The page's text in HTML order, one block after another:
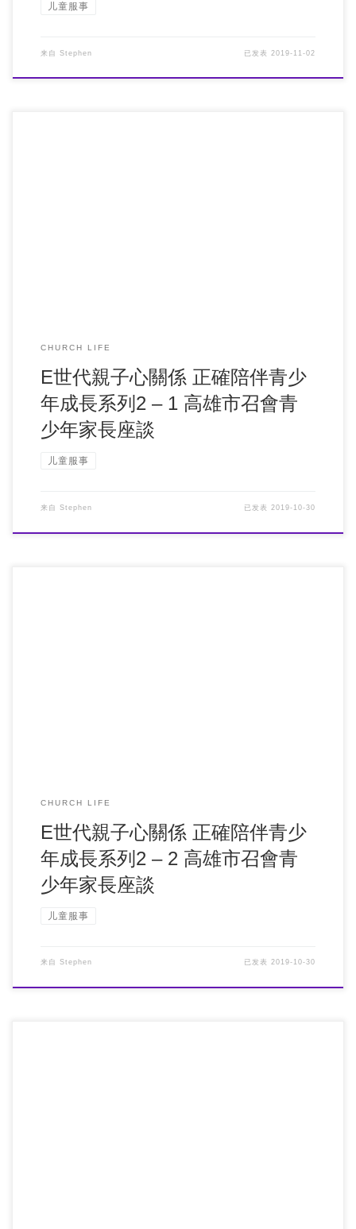
儿童服事
来自 Stephen 已发表 2019-11-02
CHURCH LIFE
E世代親子心關係 正確陪伴青少
年成長系列2 – 1 高雄市召會青
少年家長座談
儿童服事
来自 Stephen 已发表2019-10-30
CHURCH LIFE
E世代親子心關係 正確陪伴青少
年成長系列2 – 2 高雄市召會青
少年家長座談
儿童服事
来自 Stephen 已发表2019-10-30